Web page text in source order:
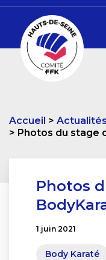
Accueil
Actualités
Photos du stage
Photos
1 juin 2021
Body Karaté